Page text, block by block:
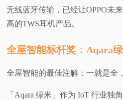
无线蓝牙传输，已经让OPPO未
高的TWS耳机产品。
全屋智能标杆奖：Aqara
全屋智能的最佳注解：一就是全
「Aqara 绿米」作为 IoT 行业独